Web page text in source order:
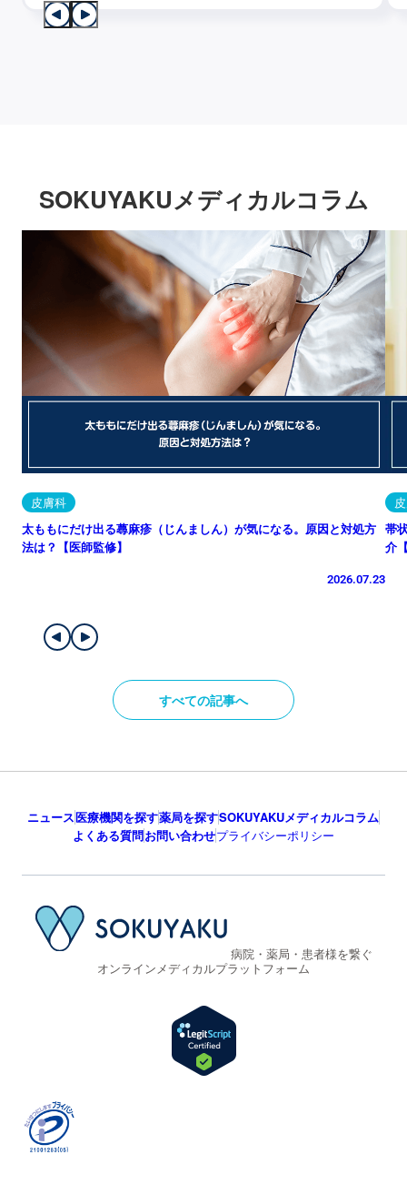
SOKUYAKUメディカルコラム
皮膚科
太ももにだけ出る蕁麻疹（じんましん）が気になる。原因と対処方
法は？【医師監修】
2026.07.23
帯
介
すべての記事へ
ニュース医療機関を探す薬局を探すSOKUYAKUメディカルコラム
よくある質問お問い合わせプライバシーポリシー
病院・薬局・患者様を繋ぐ
オンラインメディカルプラットフォーム